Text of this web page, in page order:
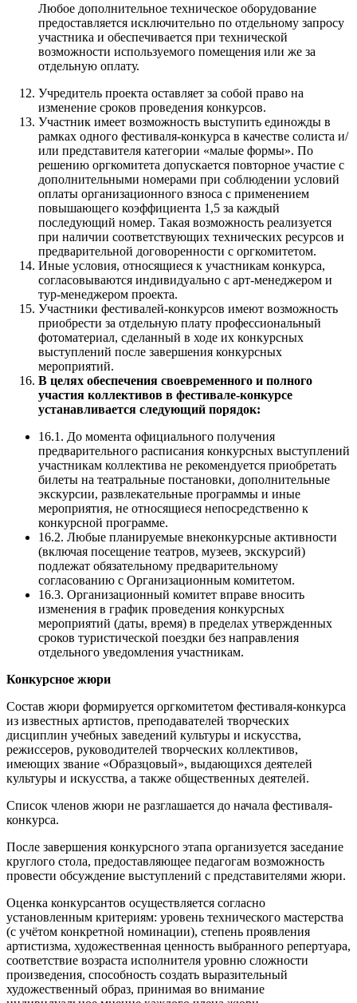
Любое дополнительное техническое оборудование
предоставляется исключительно по отдельному запросу
участника и обеспечивается при технической
возможности используемого помещения или же за
отдельную оплату.
​​Учредитель проекта оставляет за собой право на
изменение сроков проведения конкурсов.
​Участник имеет возможность выступить единожды в
рамках одного фестиваля-конкурса в качестве солиста и/
или представителя категории «малые формы». По
решению оргкомитета допускается повторное участие с
дополнительными номерами при соблюдении условий
оплаты организационного взноса с применением
повышающего коэффициента 1,5 за каждый
последующий номер. Такая возможность реализуется
при наличии соответствующих технических ресурсов и
предварительной договоренности с оргкомитетом.
Иные условия, относящиеся к участникам конкурса,
согласовываются индивидуально с арт-менеджером и
тур-менеджером проекта.
Участники фестивалей-конкурсов имеют возможность
приобрести за отдельную плату профессиональный
фотоматериал, сделанный в ходе их конкурсных
выступлений после завершения конкурсных
мероприятий.
В целях обеспечения своевременного и полного
участия коллективов в фестивале-конкурсе
устанавливается следующий порядок:
16.1. До момента официального получения
предварительного расписания конкурсных выступлений
участникам коллектива не рекомендуется приобретать
билеты на театральные постановки, дополнительные
экскурсии, развлекательные программы и иные
мероприятия, не относящиеся непосредственно к
конкурсной программе.
16.2. Любые планируемые внеконкурсные активности
(включая посещение театров, музеев, экскурсий)
подлежат обязательному предварительному
согласованию с Организационным комитетом.
16.3. Организационный комитет вправе вносить
изменения в график проведения конкурсных
мероприятий (даты, время) в пределах утвержденных
сроков туристической поездки без направления
отдельного уведомления участникам.
Конкурсное жюри
Состав жюри формируется оргкомитетом фестиваля-конкурса
из известных артистов, преподавателей творческих
дисциплин учебных заведений культуры и искусства,
режиссеров, руководителей творческих коллективов,
имеющих звание «Образцовый», выдающихся деятелей
культуры и искусства, а также общественных деятелей.
Список членов жюри не разглашается до начала фестиваля-
конкурса.
После завершения конкурсного этапа организуется заседание
круглого стола, предоставляющее педагогам возможность
провести обсуждение выступлений с представителями жюри.
Оценка конкурсантов осуществляется согласно
установленным критериям: уровень технического мастерства
(с учётом конкретной номинации), степень проявления
артистизма, художественная ценность выбранного репертуара,
соответствие возраста исполнителя уровню сложности
произведения, способность создать выразительный
художественный образ, принимая во внимание